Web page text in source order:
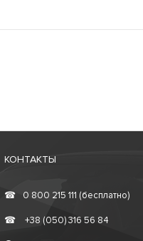
КОНТАКТЫ
☎ 0 800 215 111 (бесплатно)
☎ +38 (050) 316 56 84